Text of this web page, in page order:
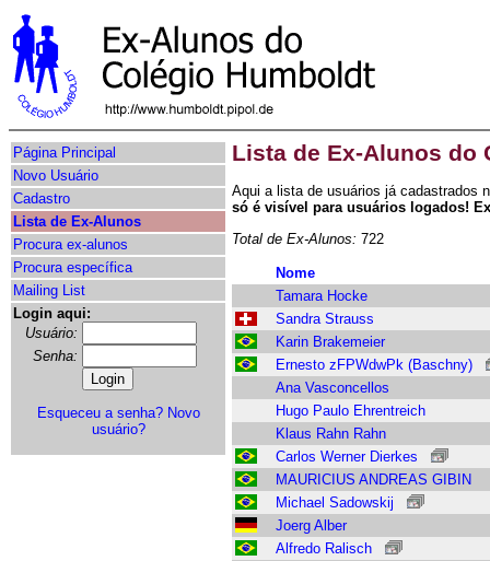
Página Principal
Novo Usuário
Cadastro
Lista de Ex-Alunos
Procura ex-alunos
Procura específica
Mailing List
Login aqui:
Usuário:
Senha:
Esqueceu a senha? Novo
usuário?
Lista de Ex-Alunos do
Aqui a lista de usuários já cadastrados
só é visível para usuários logados!
Total de Ex-Alunos: 722
Nome
Tamara Hocke
Sandra Strauss
Karin Brakemeier
Ernesto zFPWdwPk (Baschny)
Ana Vasconcellos
Hugo Paulo Ehrentreich
Klaus Rahn Rahn
Carlos Werner Dierkes
MAURICIUS ANDREAS GIBIN
Michael Sadowskij
Joerg Alber
Alfredo Ralisch